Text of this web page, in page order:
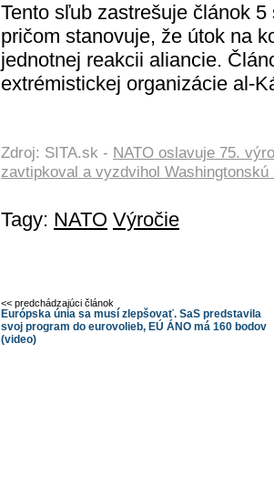
Tento sľub zastrešuje článok
pričom stanovuje, že útok na
jednotnej reakcii aliancie.
extrémistickej organizácie al-
Zdroj: SITA.sk - NATO oslavuje 75.
zavtipkoval a vyzdvihol
Tagy: NATO Výročie
<< predchádzajúci článok
Európska únia sa musí zlepšovať. SaS predstavila
svoj program do eurovolieb, EÚ ÁNO má 160 bodov
(video)